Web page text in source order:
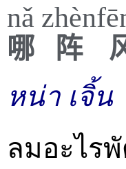
哪
nǎ
阵
zhèn
หน่า เจิ้น
ลมอะไร